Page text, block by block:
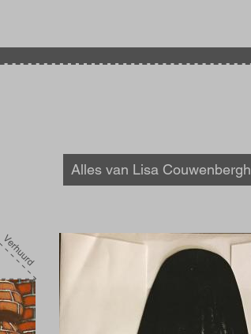
Alles van Lisa Couwenbergh
Afbeelding